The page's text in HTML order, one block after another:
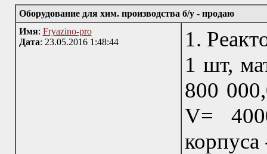
Оборудование для хим. производства б/у - продаю
Имя: Fryazino-pro
Дата: 23.05.2016 1:48:44
1.
1 шт,
800
V=